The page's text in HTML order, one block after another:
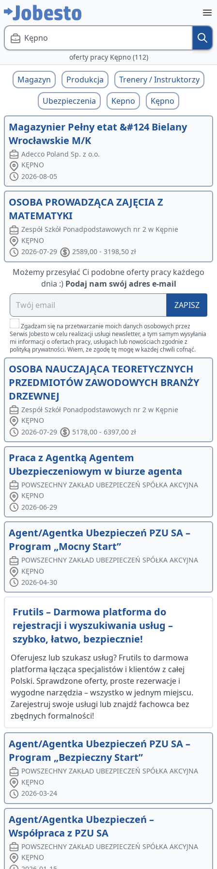
Kępno
oferty pracy Kępno (112)
Magazyn Produkcja
Trenery / Instruktorzy
Ubezpieczenia
Kepno Kępno
Magazynier Pełny etat &#124 Bielany
Wrocławskie M/K
Adecco Poland Sp. z o.o.
KĘPNO
2026-08-05
OSOBA PROWADZĄCA ZAJĘCIA Z
MATEMATYKI
Zespół Szkół Ponadpodstawowych nr 2 w Kępnie
KĘPNO
2026-07-29
2589,00 - 3198,50 zł
Możemy przesyłać Ci podobne oferty pracy każdego
dnia :) Podaj nam swój adres e-mail
ZAPISZ
Zgadzam się na przetwarzanie moich danych osobowych przez
Serwis Jobesto w celu realizacji usługi newsletter, a tym samym wysyłania
mi informacji o ofertach pracy, usługach lub nowościach zgodnie z
polityką prywatności. Wiem, że zgodę tę mogę w każdej chwili cofnąć.
OSOBA NAUCZAJĄCA TEORETYCZNYCH
PRZEDMIOTÓW ZAWODOWYCH BRANŻY
DRZEWNEJ
Zespół Szkół Ponadpodstawowych nr 2 w Kępnie
KĘPNO
2026-07-29
5178,00 - 6397,00 zł
Praca z Agentką Agentem
Ubezpieczeniowym w biurze agenta
POWSZECHNY ZAKŁAD UBEZPIECZEŃ SPÓŁKA AKCYJNA
KĘPNO
2026-06-29
Agent/Agentka Ubezpieczeń PZU SA –
Program „Mocny Start”
POWSZECHNY ZAKŁAD UBEZPIECZEŃ SPÓŁKA AKCYJNA
KĘPNO
2026-04-30
Frutils – Darmowa platforma do
rejestracji i wyszukiwania usług –
szybko, łatwo, bezpiecznie!
Oferujesz lub szukasz usług? Frutils to darmowa
platforma łącząca specjalistów i klientów z całej
Polski. Sprawdzone oferty, proste rezerwacje i
wygodne narzędzia – wszystko w jednym miejscu.
Zarejestruj swoje usługi lub znajdź fachowca bez
zbędnych formalności!
Agent/Agentka Ubezpieczeń PZU SA –
Program „Bezpieczny Start”
POWSZECHNY ZAKŁAD UBEZPIECZEŃ SPÓŁKA AKCYJNA
KĘPNO
2026-03-24
Agent/Agentka Ubezpieczeń –
Współpraca z PZU SA
POWSZECHNY ZAKŁAD UBEZPIECZEŃ SPÓŁKA AKCYJNA
KĘPNO